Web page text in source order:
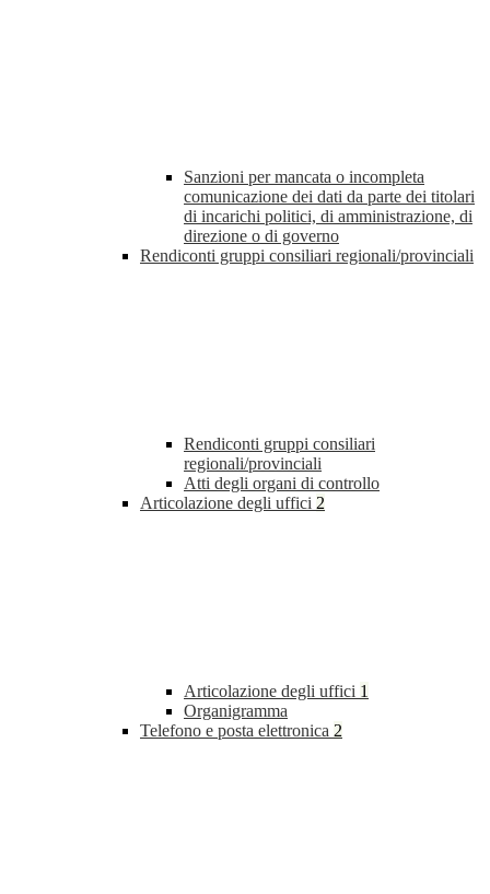
Sanzioni per mancata o incompleta
comunicazione dei dati da parte dei titolari
di incarichi politici, di amministrazione, di
direzione o di governo
Rendiconti gruppi consiliari regionali/provinciali
Rendiconti gruppi consiliari
regionali/provinciali
Atti degli organi di controllo
Articolazione degli uffici 2
Articolazione degli uffici 1
Organigramma
Telefono e posta elettronica 2